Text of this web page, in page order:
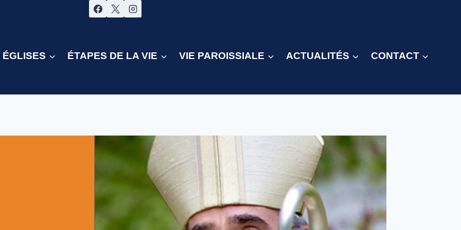
ÉGLISES ÉTAPES DE LA VIE VIE PAROISSIALE ACTUALITÉS CONTACT